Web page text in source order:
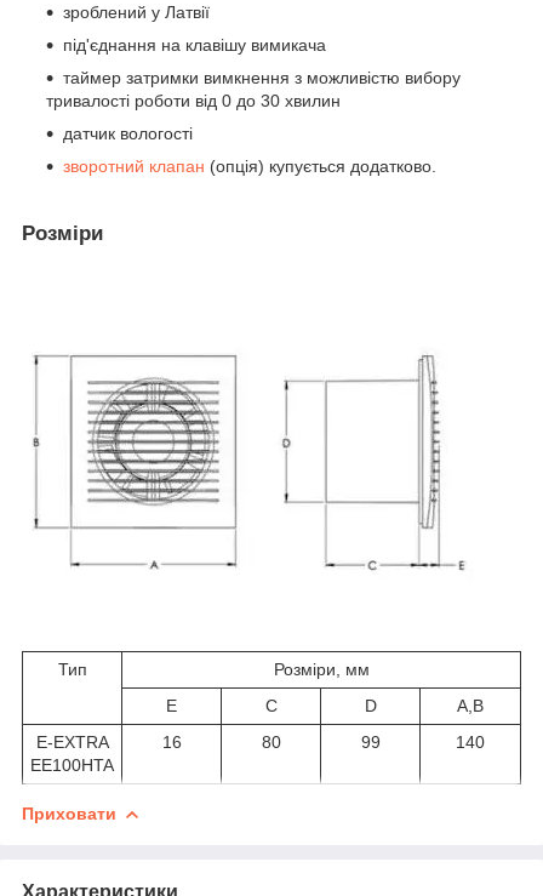
зроблений у Латвії
під'єднання на клавішу вимикача
таймер затримки вимкнення з можливістю вибору
тривалості роботи від 0 до 30 хвилин
датчик вологості
зворотний клапан (опція) купується додатково.
Розміри
Тип
Розміри, мм
Е
C D
A,В
E-EXTRA
EЕ100HTA
16 80 99 140
Приховати
Характеристики